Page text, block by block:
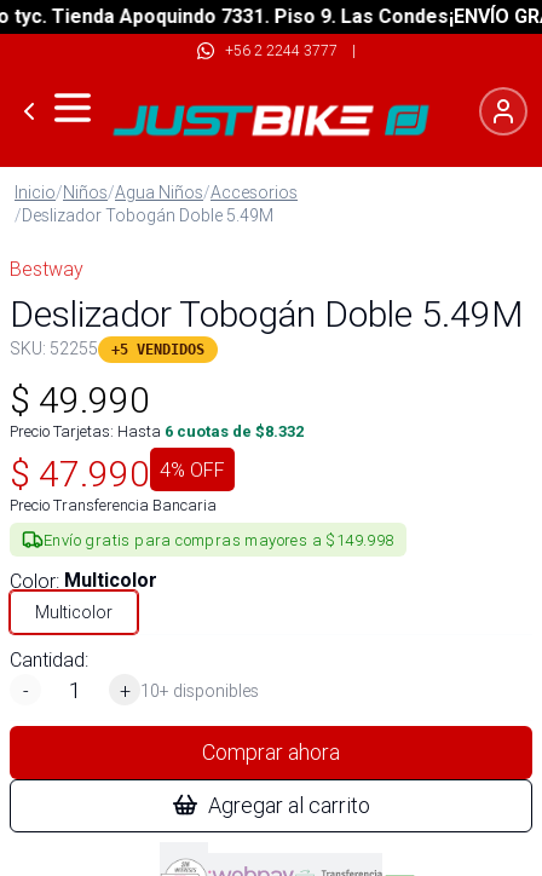
Tienda Apoquindo 7331. Piso 9. Las Condes¡ENVÍO
+56 2 2244 3777 |
Inicio/Niños/Agua Niños/Accesorios
/Deslizador Tobogán Doble 5.49M
Bestway
Deslizador Tobogán Doble 5.49M
SKU: 52255 +5 VENDIDOS
$ 49.990
Precio Tarjetas: Hasta 6 cuotas de $8.332
$ 47.990 4% OFF
Precio Transferencia Bancaria
Envío gratis para compras mayores a $149.998
Color: Multicolor
Multicolor
Cantidad:
-
+ 10+ disponibles
Comprar ahora
Agregar al carrito